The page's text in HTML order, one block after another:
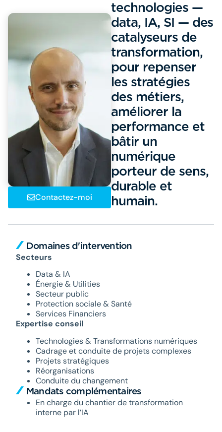
technologies —
data, IA, SI — des
catalyseurs de
transformation,
pour repenser
les stratégies
des métiers,
améliorer la
performance et
bâtir un
numérique
porteur de sens,
durable et
humain.
Contactez-moi
Domaines d'intervention
Secteurs
Data & IA
Énergie & Utilities
Secteur public
Protection sociale & Santé
Services Financiers
Expertise conseil
Technologies & Transformations numériques
Cadrage et conduite de projets complexes
Projets stratégiques
Réorganisations
Conduite du changement
Mandats complémentaires
En charge du chantier de transformation
interne par l’IA